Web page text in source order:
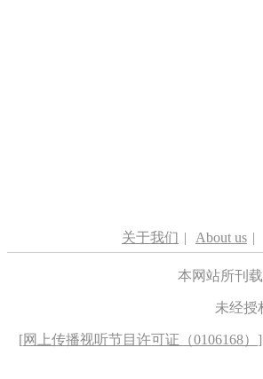
关于我们 | About us |
本网站所刊
未经授
[网上传播视听节目许可证（0106168）